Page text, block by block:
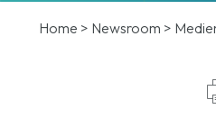
Home > Newsroom >